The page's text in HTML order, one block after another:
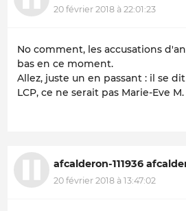
20 février 2018 à 22:01:23
No comment, les accusations
bas en ce moment.
Allez, juste un en passant : il se
LCP, ce ne serait pas Marie-Eve
afcalderon-111936
20 février 2018 à 13:47:02